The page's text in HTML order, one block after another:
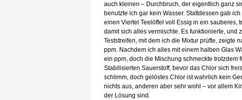
auch kleinen – Durchbruch, der eigentlich ganz
benutzte ich gar kein Wasser. Stattdessen gab
einen Viertel Teelöffel voll Essig in ein sauberes,
damit sich alles vermischte. Es funktionierte, und
Teststreifen, mit dem ich die Mixtur prüfte, zeigte
ppm. Nachdem ich alles mit einem halben Glas
ein ppm, doch die Mischung schmeckte trotzdem
Stabilisierten Sauerstoff, bevor das Chlor sich
schlimm, doch gelöstes Chlor ist wahrlich kein
nichts aus, anderen aber sehr wohl – vor allem
der Lösung sind.